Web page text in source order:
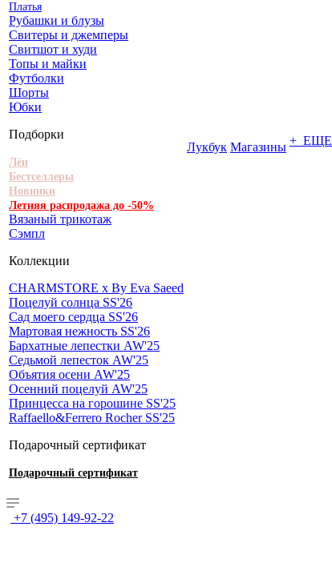
Платья
Рубашки и блузы
Свитеры и джемперы
Свитшот и худи
Топы и майки
Футболки
Шорты
Юбки
Подборки
Лён
Бестселлеры
Новинки
Летняя распродажа до -50%
Вязаный трикотаж
Сэмпл
Коллекции
CHARMSTORE х By Eva Saeed
Поцелуй солнца SS'26
Сад моего сердца SS'26
Мартовая нежность SS'26
Бархатные лепестки AW'25
Седьмой лепесток AW'25
Объятия осени AW'25
Осенний поцелуй AW'25
Принцесса на горошине SS'25
Raffaello&Ferrero Rocher SS'25
Подарочный сертификат
Подарочный сертификат
Лукбук Магазины + ЕЩЕ
+7 (495) 149-92-22